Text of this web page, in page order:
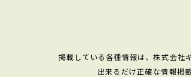
掲載している各種情報は、株式会社
出来るだけ正確な情報掲